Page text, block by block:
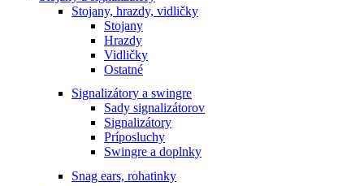
Stojany, hrazdy, vidličky
Stojany
Hrazdy
Vidličky
Ostatné
Signalizátory a swingre
Sady signalizátorov
Signalizátory
Príposluchy
Swingre a doplnky
Snag ears, rohatinky